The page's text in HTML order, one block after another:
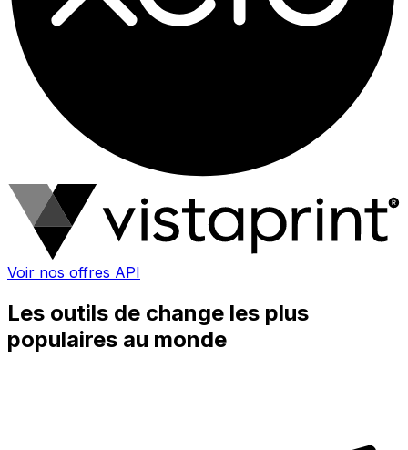
Voir nos offres API
Les outils de change les plus
populaires au monde